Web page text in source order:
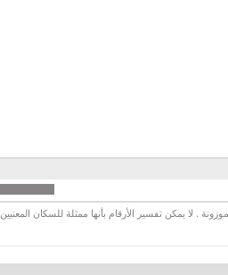
. لا يمكن تفسير الأرقام بأنها ممثلة للسكان المعنيين